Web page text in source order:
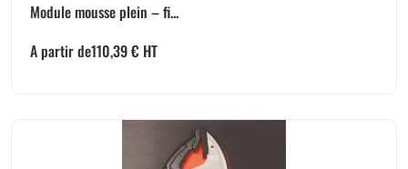
Module mousse plein – fi...
A partir de110,39€ HT